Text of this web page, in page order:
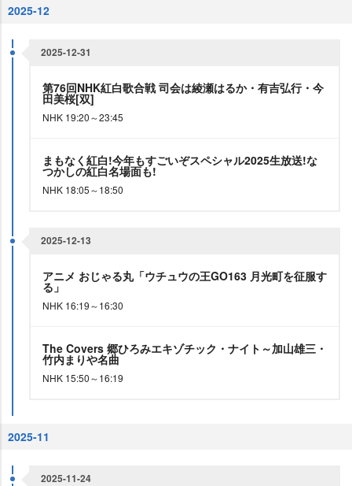
2025-12
2025-12-31
第76回NHK紅白歌合戦 司会は綾瀬はるか・有吉弘行・今
田美桜[双]
NHK 19:20～23:45
まもなく紅白!今年もすごいぞスペシャル2025生放送!な
つかしの紅白名場面も!
NHK 18:05～18:50
2025-12-13
アニメ おじゃる丸「ウチュウの王GO163 月光町を征服す
る」
NHK 16:19～16:30
The Covers 郷ひろみエキゾチック・ナイト～加山雄三・
竹内まりや名曲
NHK 15:50～16:19
2025-11
2025-11-24